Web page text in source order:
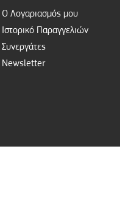
Ο Λογαριασμός μου
Ιστορικό Παραγγελιών
Συνεργάτες
Newsletter